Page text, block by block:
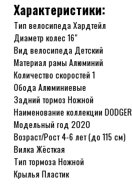
Характеристики:
Тип велосипеда Хардтейл
Диаметр колес 16"
Вид велосипеда Детский
Материал рамы Алюминий
Количество скоростей 1
Обода Алюминиевые
Задний тормоз Ножной
Наименование коллекции DODGER
Модельный год 2020
Возраст/Рост 4-6 лет (до 115 см)
Вилка Жёсткая
Тип тормоза Ножной
Крылья Пластик